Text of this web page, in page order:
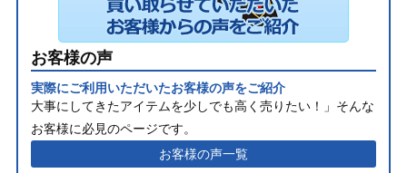
お客様の声
実際にご利用いただいたお客様の声をご紹介
大事にしてきたアイテムを少しでも高く売りたい！」そんな
お客様に必見のページです。
お客様の声一覧